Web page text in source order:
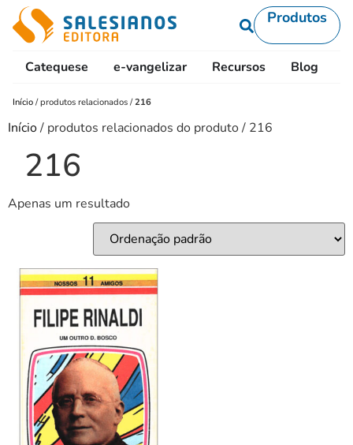
Produtos
Catequese e-vangelizar Recursos Blog
Início /produtos relacionados /216
Início/ produtos relacionados do produto / 216
216
Apenas um resultado